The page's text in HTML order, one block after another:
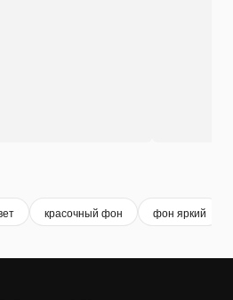
красочный фон фон яркий